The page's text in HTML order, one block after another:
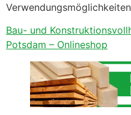
Bau- und
Potsdam – Onlineshop